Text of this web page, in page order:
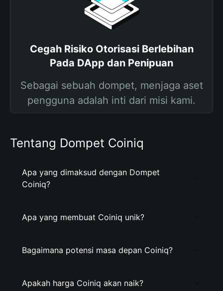
Cegah Risiko Otorisasi Berlebihan
Pada DApp dan Penipuan
Sebagai sebuah dompet, menjaga aset
pengguna adalah inti dari misi kami.
Tentang Dompet Coiniq
Apa yang dimaksud dengan Dompet
Coiniq?
Apa yang membuat Coiniq unik?
Bagaimana potensi masa depan Coiniq?
Apakah harga Coiniq akan naik?